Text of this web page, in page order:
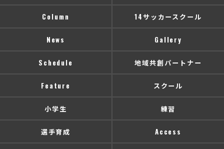
Column 14サッカースクール
News Gallery
Schedule 地域共創パートナー
Feature スクール
小学生 練習
選手育成 Access